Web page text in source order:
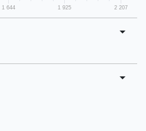
1 644 1 925 2 207